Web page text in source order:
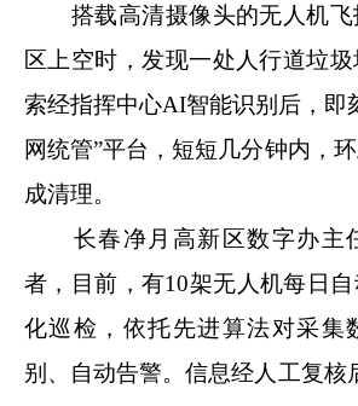
搭载高清摄像头的无人机飞
区上空时，发现一处人行道垃
索经指挥中心AI智能识别后，即
网统管”平台，短短几分钟内，
成清理。
长春净月高新区数字办主
者，目前，有10架无人机每日
化巡检，依托先进算法对采集
别、自动告警。信息经人工复核